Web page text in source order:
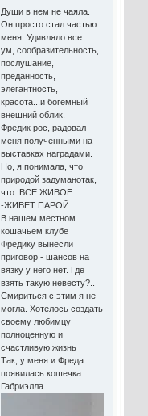
Души в нем не чаяла.
Он просто стал частью
меня. Удивляло все:
ум, сообразительность,
послушание,
преданность,
элегантность,
красота...и богемный
внешний облик.
Фредик рос, радовал
меня полученными на
выставках наградами.
Но, я понимала, что
природой задуманотак,
что ВСЕ ЖИВОЕ
-ЖИВЕТ ПАРОЙ...
В нашем местном
кошачьем клубе
Фредику вынесли
приговор - шансов на
вязку у него нет. Где
взять такую невесту?..
Смириться с этим я не
могла. Хотелось создать
своему любимцу
полноценную и
счастливую жизнь
Так, у меня и Фреда
появилась кошечка
Габриэлла..